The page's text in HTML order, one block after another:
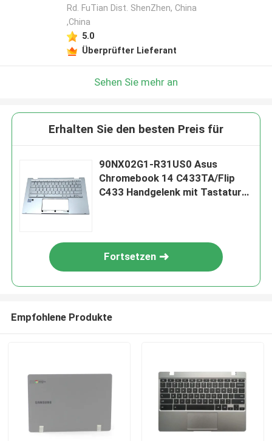
Rd. FuTian Dist. ShenZhen, China
,China
5.0
Überprüfter Lieferant
Sehen Sie mehr an
Erhalten Sie den besten Preis für
90NX02G1-R31US0 Asus
Chromebook 14 C433TA/Flip
C433 Handgelenk mit Tastatur
Fortsetzen
Empfohlene Produkte